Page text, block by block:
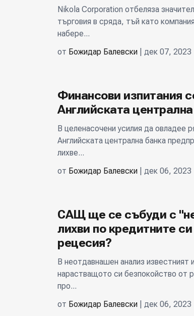
Nikola Corporation отбеляза
търговия в сряда, тъй като
набере...
от Божидар Балевски | дек 07, 2023
Финансови изпитания
Английската
В целенасочени усилия да овладее
Английската централна банка
лихве...
от Божидар Балевски | дек 06, 2023
САЩ ще се събуди с
лихви по кредитните
рецесия?
В неотдавнашен анализ известният
нарастващото си безпокойство от
про...
от Божидар Балевски | дек 06, 2023